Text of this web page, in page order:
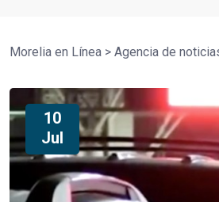
Morelia en Línea > Agencia de
10
Jul